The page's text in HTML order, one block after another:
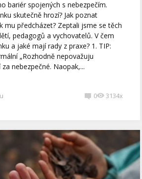
bariér spojených s nebezpečím.
skutečně hrozí? Jak poznat
mu předcházet? Zeptali jsme se těch
pedagogů a vychovatelů. V čem
a jaké mají rady z praxe? 1. TIP:
„Rozhodně nepovažuju
nebezpečné. Naopak,...
0 3134x